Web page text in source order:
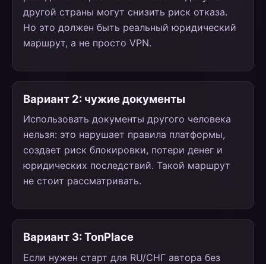
другой страны могут снизить риск отказа.
Но это должен быть реальный юридический
маршрут, а не просто VPN.
Вариант 2: чужие документы
Использовать документы другого человека
нельзя: это нарушает правила платформы,
создает риск блокировки, потери денег и
юридических последствий. Такой маршрут
не стоит рассматривать.
Вариант 3: TonPlace
Если нужен старт для RU/СНГ автора без